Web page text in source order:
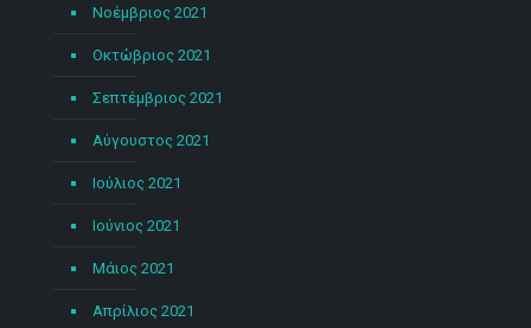
Νοέμβριος 2021
Οκτώβριος 2021
Σεπτέμβριος 2021
Αύγουστος 2021
Ιούλιος 2021
Ιούνιος 2021
Μάιος 2021
Απρίλιος 2021